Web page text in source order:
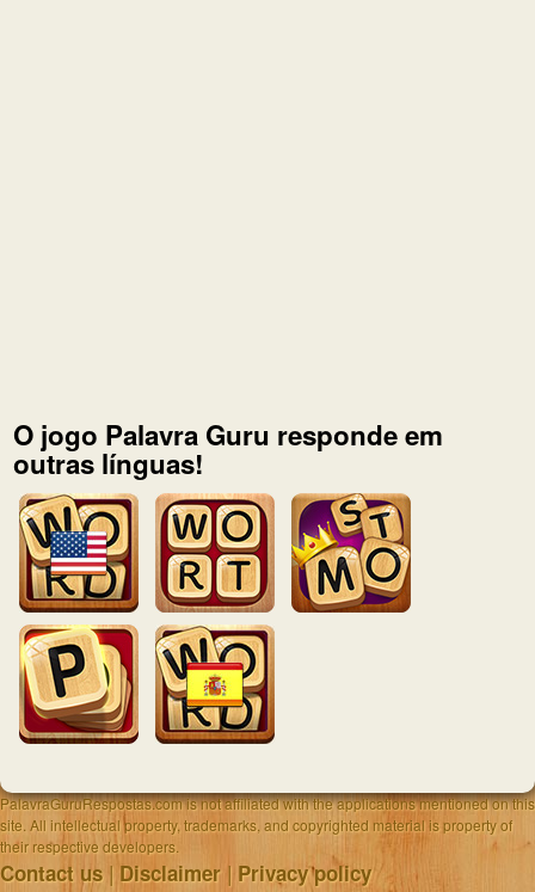
O jogo Palavra Guru responde em
outras línguas!
PalavraGuruRespostas.com is not affiliated with the applications mentioned on this
site. All intellectual property, trademarks, and copyrighted material is property of
their respective developers.
Contact us| Disclaimer | Privacy policy